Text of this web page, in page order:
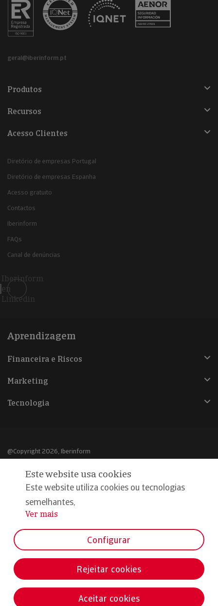
geral@iberinform.pt
Produtos
Recursos
Acesso Clientes
Diretório de empresas Portugal
Diretório de empresas Espanha
Acesso gratuito
Contactos
Iberinform
FAQs
Canal de denúncias
Iberinform
en
Linkedin
Aprendizagem
Financeira e Riscos
Marketing
Tecnologia
@Copyright 2026, Iberinform
Aviso legal
Política de cookies
Declaração de privacidade
Este website usa cookies
Este website utiliza cookies ou tecnologias
semelhantes,
...
Ver mais
Configurar
Rejeitar cookies
Aceitar cookies